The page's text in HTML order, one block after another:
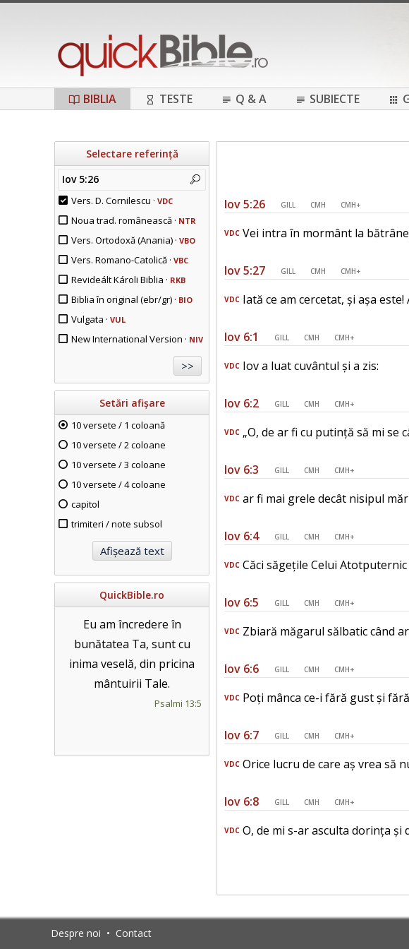
BIBLIA TESTE Q & A SUBIECTE
Selectare referință
Iov 5:26
Vers. D. Cornilescu · VDC
Noua trad. românească · NTR
Vers. Ortodoxă (Anania) · VBO
Vers. Romano-Catolică · VBC
Revideált Károli Biblia · RKB
Biblia în original (ebr/gr) · BIO
Vulgata · VUL
New International Version · NIV
Setări afișare
10 versete / 1 coloană
10 versete / 2 coloane
10 versete / 3 coloane
10 versete / 4 coloane
capitol
trimiteri / note subsol
QuickBible.ro
Eu am încredere în
bunătatea Ta, sunt cu
inima veselă, din pricina
mântuirii Tale.
Psalmi 13:5
Iov 5:26 GILL CMH CMH+
VDC Vei intra în mormânt la
Iov 5:27 GILL CMH CMH+
VDC Iată ce am cercetat, și așa
Iov 6:1 GILL CMH CMH+
VDC Iov a luat cuvântul și a zis:
Iov 6:2 GILL CMH CMH+
VDC „O, de ar fi cu putință să mi se
Iov 6:3 GILL CMH CMH+
VDC ar fi mai grele decât nisipul
Iov 6:4 GILL CMH CMH+
VDC Căci săgețile Celui
Iov 6:5 GILL CMH CMH+
VDC Zbiară măgarul sălbatic când
Iov 6:6 GILL CMH CMH+
VDC Poți mânca ce-i fără gust și
Iov 6:7 GILL CMH CMH+
VDC Orice lucru de care aș vrea să
Iov 6:8 GILL CMH CMH+
VDC O, de mi s-ar asculta dorința și
Despre noi • Contact